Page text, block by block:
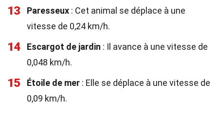
13 Paresseux : Cet animal se déplace à une
vitesse de 0,24 km/h.
14 Escargot de jardin : Il avance à une vitesse de
0,048 km/h.
15 Étoile de mer : Elle se déplace à une vitesse de
0,09 km/h.